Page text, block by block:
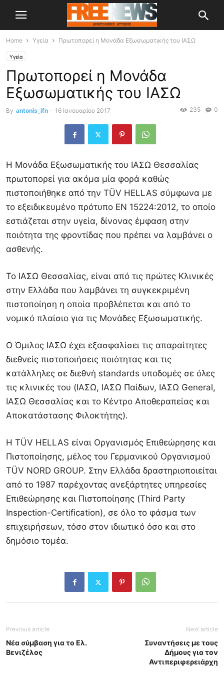
Home Υγεία Πρωτοπορεί η Μονάδα Εξωσωματικής του ΙΑΣΩ
Υγεία
Πρωτοπορεί η Μονάδα
Εξωσωματικής του ΙΑΣΩ
By antonis_ifn - 16 Ιανουαρίου 2017 0
235
Η Μονάδα Εξωσωματικής του ΙΑΣΩ Θεσσαλίας
πρωτοπορεί για ακόμα μία φορά καθώς
πιστοποιήθηκε από την TÜV HELLAS σύμφωνα με
το εξειδικευμένο πρότυπο EN 15224:2012, το οποίο
εστιάζεται στην υγεία, δίνονας έμφαση στην
ποιότητα της φροντίδας που πρέπει να λαμβάνει ο
ασθενής.
Το ΙΑΣΩ Θεσσαλίας, είναι από τις πρώτες Κλινικές
στην Ελλάδα που λαμβάνει τη συγκεκριμένη
πιστοποίηση η οποία προβλέπεται και από το
νομικό πλαίσιο για τις Μονάδες Εξωσωματικής.
Ο Όμιλος ΙΑΣΩ έχει εξασφαλίσει τις απαραίτητες
διεθνείς πιστοποιήσεις ποιότητας και τις
κατάλληλες σε διεθνή standards υποδομές σε όλες
τις κλινικές του (ΙΑΣΩ, ΙΑΣΩ Παίδων, ΙΑΣΩ General,
ΙΑΣΩ Θεσσαλίας και το Κέντρο Αποθεραπείας και
Αποκατάστασης Φιλοκτήτης).
Η TÜV HELLAS είναι Οργανισμός Επιθεώρησης και
Πιστοποίησης, μέλος του Γερμανικού Οργανισμού
TÜV NORD GROUP. Στην Ελλάδα δραστηριοποιείται
από το 1987 παρέχοντας ανεξάρτητες υπηρεσίες
Επιθεώρησης και Πιστοποίησης (Third Party
Inspection-Certification), σε όλο το φάσμα των
επιχειρήσεων, τόσο στον ιδιωτικό όσο και στο
δημόσιο τομέα.
Previous article
Νέα σύμβαση για το Ελ.
Βενιζέλος
Next article
Συναντήσεις με τους
Δήμους για τον
Αντιπεριφερειάρχη